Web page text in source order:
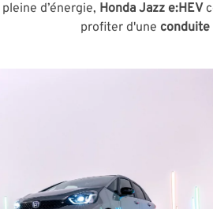
d’énergie, Honda Jazz e:HEV
profiter d'une